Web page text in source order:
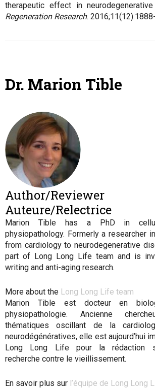
therapeutic effect in
Regeneration Research.
Dr. Marion Tible
Author/Reviewer
Auteure/Relectrice
Marion Tible has a PhD in
physiopathology. Formerly a researcher
from cardiology to neurodegenerative
part of Long Long Life team and is
writing and anti-aging research.
More about the Long Long Life team
Marion Tible est docteur en
physiopathologie. Ancienne
thématiques oscillant de la
neurodégénératives, elle est aujourd’hui
Long Long Life pour la rédaction
recherche contre le vieillissement.
En savoir plus sur l’équipe de Long Long